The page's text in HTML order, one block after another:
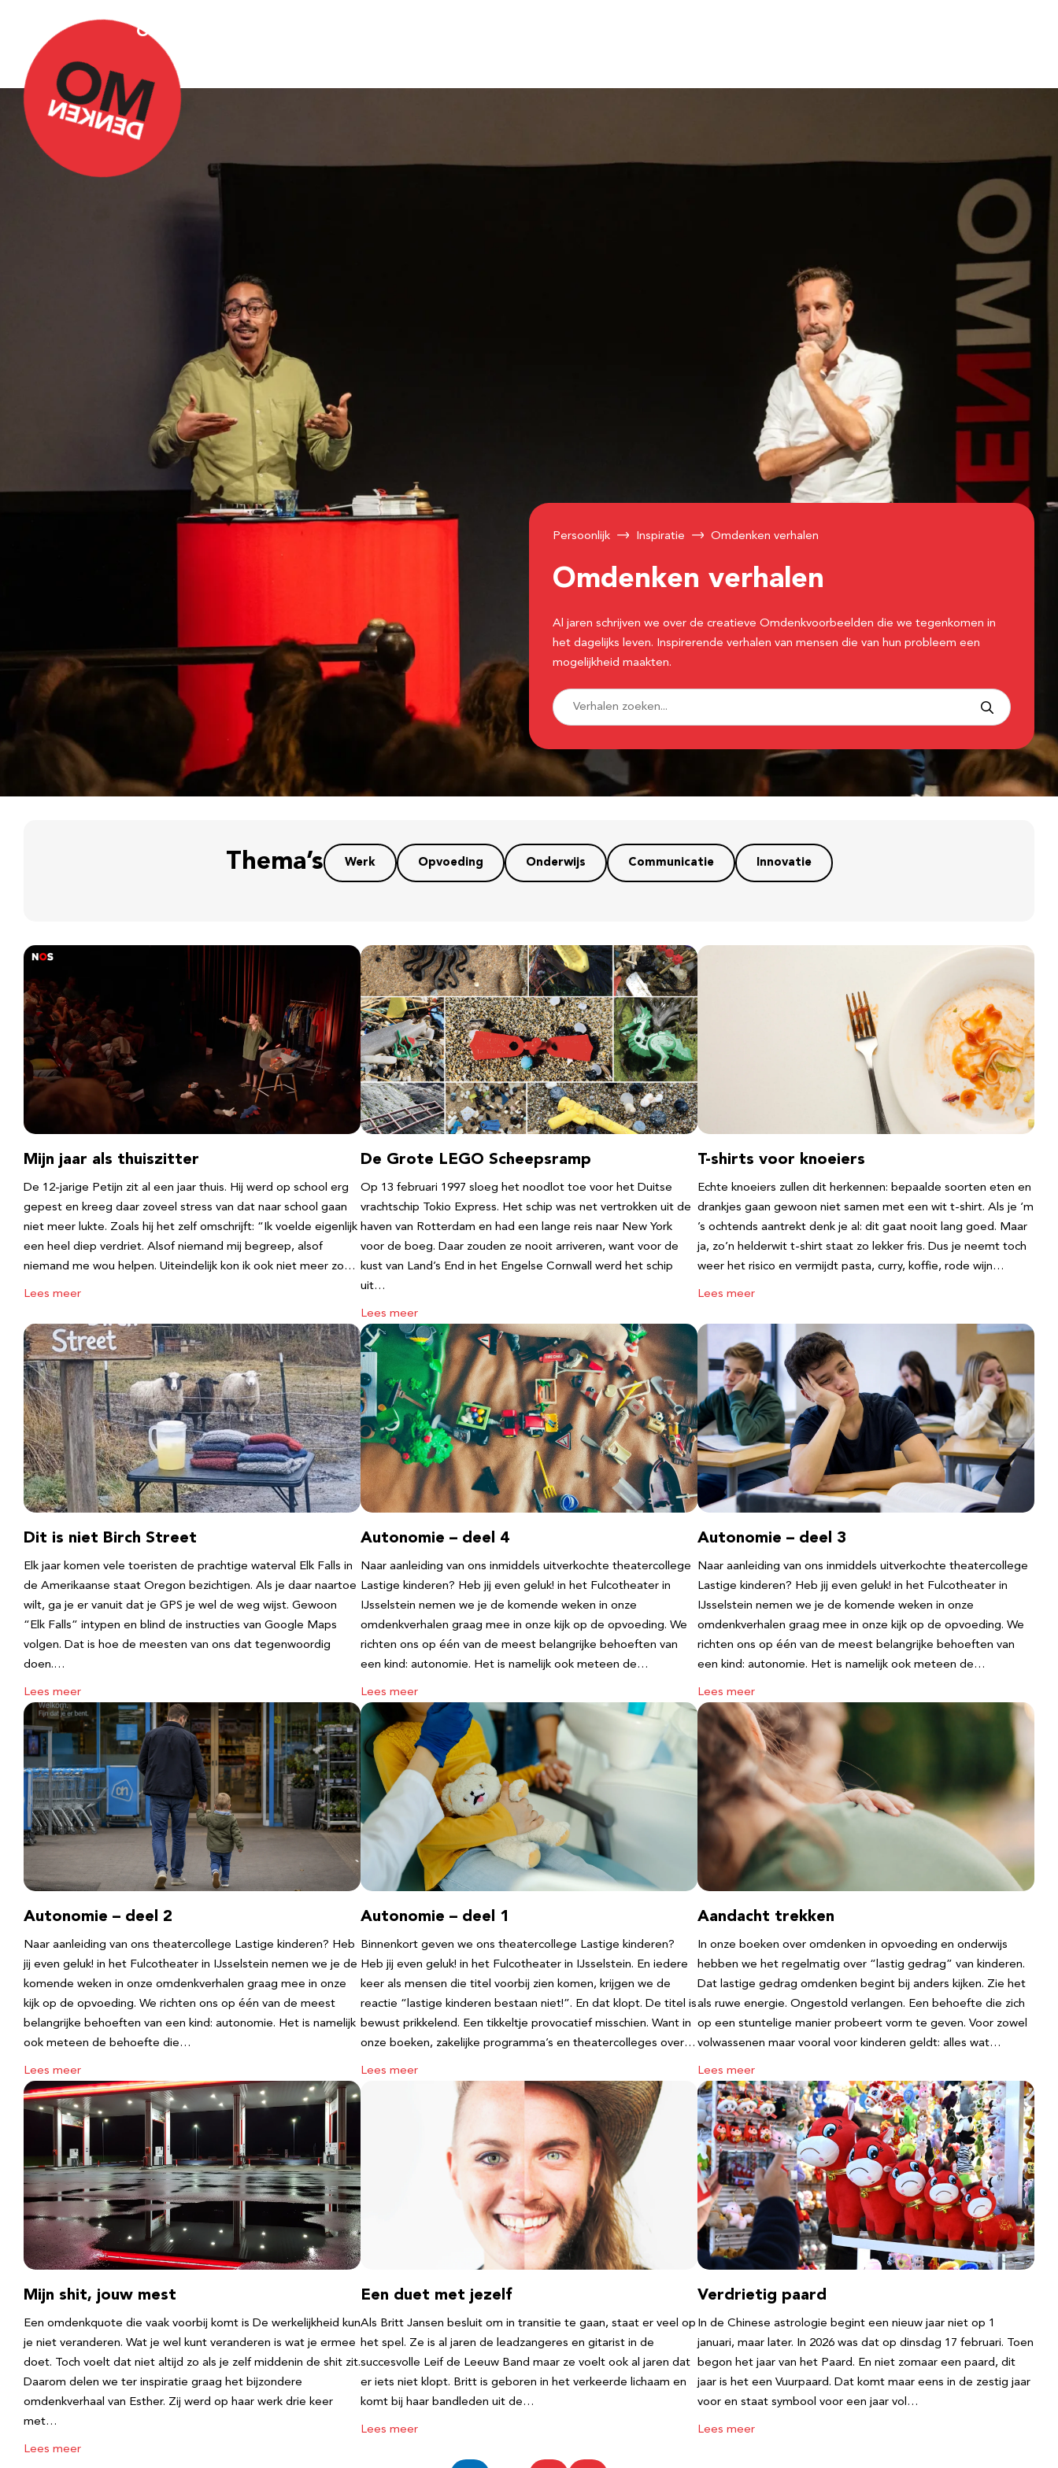
Over Omdenken
Persoonlijk Inspiratie Omdenken verhalen
Omdenken verhalen
Al jaren schrijven we over de creatieve Omdenkvoorbeelden die we tegenkomen in
het dagelijks leven. Inspirerende verhalen van mensen die van hun probleem een
mogelijkheid maakten.
Thema’s Werk Opvoeding Onderwijs Communicatie Innovatie
Mijn jaar als thuiszitter
De 12-jarige Petijn zit al een jaar thuis. Hij werd op school erg
gepest en kreeg daar zoveel stress van dat naar school gaan
niet meer lukte. Zoals hij het zelf omschrijft: “Ik voelde eigenlijk
een heel diep verdriet. Alsof niemand mij begreep, alsof
niemand me wou helpen. Uiteindelijk kon ik ook niet meer zo…
Lees meer
De Grote LEGO Scheepsramp
Op 13 februari 1997 sloeg het noodlot toe voor het Duitse
vrachtschip Tokio Express. Het schip was net vertrokken uit de
haven van Rotterdam en had een lange reis naar New York
voor de boeg. Daar zouden ze nooit arriveren, want voor de
kust van Land’s End in het Engelse Cornwall werd het schip
uit…
Lees meer
T-shirts voor knoeiers
Echte knoeiers zullen dit herkennen: bepaalde soorten eten en
drankjes gaan gewoon niet samen met een wit t-shirt. Als je ‘m
’s ochtends aantrekt denk je al: dit gaat nooit lang goed. Maar
ja, zo’n helderwit t-shirt staat zo lekker fris. Dus je neemt toch
weer het risico en vermijdt pasta, curry, koffie, rode wijn…
Lees meer
Dit is niet Birch Street
Elk jaar komen vele toeristen de prachtige waterval Elk Falls in
de Amerikaanse staat Oregon bezichtigen. Als je daar naartoe
wilt, ga je er vanuit dat je GPS je wel de weg wijst. Gewoon
“Elk Falls” intypen en blind de instructies van Google Maps
volgen. Dat is hoe de meesten van ons dat tegenwoordig
doen.…
Lees meer
Autonomie – deel 4
Naar aanleiding van ons inmiddels uitverkochte theatercollege
Lastige kinderen? Heb jij even geluk! in het Fulcotheater in
IJsselstein nemen we je de komende weken in onze
omdenkverhalen graag mee in onze kijk op de opvoeding. We
richten ons op één van de meest belangrijke behoeften van
een kind: autonomie. Het is namelijk ook meteen de…
Lees meer
Autonomie – deel 3
Naar aanleiding van ons inmiddels uitverkochte theatercollege
Lastige kinderen? Heb jij even geluk! in het Fulcotheater in
IJsselstein nemen we je de komende weken in onze
omdenkverhalen graag mee in onze kijk op de opvoeding. We
richten ons op één van de meest belangrijke behoeften van
een kind: autonomie. Het is namelijk ook meteen de…
Lees meer
Autonomie – deel 2
Naar aanleiding van ons theatercollege Lastige kinderen? Heb
jij even geluk! in het Fulcotheater in IJsselstein nemen we je de
komende weken in onze omdenkverhalen graag mee in onze
kijk op de opvoeding. We richten ons op één van de meest
belangrijke behoeften van een kind: autonomie. Het is namelijk
ook meteen de behoefte die…
Lees meer
Autonomie – deel 1
Binnenkort geven we ons theatercollege Lastige kinderen?
Heb jij even geluk! in het Fulcotheater in IJsselstein. En iedere
keer als mensen die titel voorbij zien komen, krijgen we de
reactie “lastige kinderen bestaan niet!”. En dat klopt. De titel is
bewust prikkelend. Een tikkeltje provocatief misschien. Want in
onze boeken, zakelijke programma’s en theatercolleges over…
Lees meer
Aandacht trekken
In onze boeken over omdenken in opvoeding en onderwijs
hebben we het regelmatig over “lastig gedrag” van kinderen.
Dat lastige gedrag omdenken begint bij anders kijken. Zie het
als ruwe energie. Ongestold verlangen. Een behoefte die zich
op een stuntelige manier probeert vorm te geven. Voor zowel
volwassenen maar vooral voor kinderen geldt: alles wat…
Lees meer
Mijn shit, jouw mest
Een omdenkquote die vaak voorbij komt is De werkelijkheid kun
je niet veranderen. Wat je wel kunt veranderen is wat je ermee
doet. Toch voelt dat niet altijd zo als je zelf middenin de shit zit.
Daarom delen we ter inspiratie graag het bijzondere
omdenkverhaal van Esther. Zij werd op haar werk drie keer
met…
Lees meer
Een duet met jezelf
Als Britt Jansen besluit om in transitie te gaan, staat er veel op
het spel. Ze is al jaren de leadzangeres en gitarist in de
succesvolle Leif de Leeuw Band maar ze voelt ook al jaren dat
er iets niet klopt. Britt is geboren in het verkeerde lichaam en
komt bij haar bandleden uit de…
Lees meer
Verdrietig paard
In de Chinese astrologie begint een nieuw jaar niet op 1
januari, maar later. In 2026 was dat op dinsdag 17 februari. Toen
begon het jaar van het Paard. En niet zomaar een paard, dit
jaar is het een Vuurpaard. Dat komt maar eens in de zestig jaar
voor en staat symbool voor een jaar vol…
Lees meer